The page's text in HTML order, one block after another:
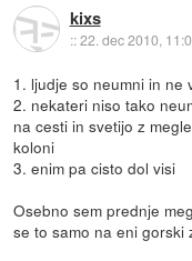
kixs
::22. dec 2010,
1. ljudje so neumni in ne
2. nekateri niso tako
na cesti in svetijo z
koloni
3. enim pa cisto dol visi
Osebno sem prednje
se to samo na eni gorski